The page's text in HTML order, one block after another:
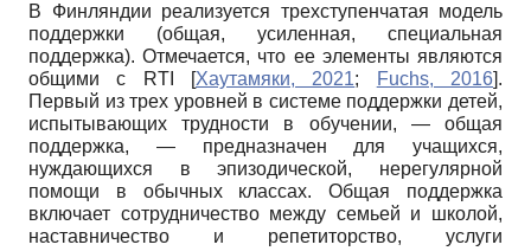
В Финляндии реализуется трехступенчатая модель
поддержки (общая, усиленная, специальная
поддержка). Отмечается, что ее элементы являются
общими c RTI
[Хаутамяки, 2021; Fuchs, 2016].
Первый из трех уровней в системе поддержки детей,
испытывающих трудности в обучении, — общая
поддержка, — предназначен для учащихся,
нуждающихся в эпизодической, нерегулярной
помощи в обычных классах. Общая поддержка
включает сотрудничество между семьей и школой,
наставничество и репетиторство, услуги